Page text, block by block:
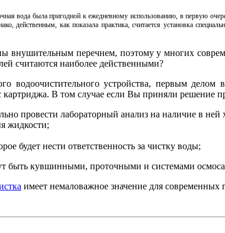
вода была пригодной к ежедневному использованию, в первую
действенным, как показала практика, считается установка
внушительным перечнем, поэтому у многих
считаются наиболее действенными?
водоочистительного устройства, первым
картриджа. В том случае если Вы приняли решение
провести лабораторный анализ на наличие в
жидкости;
будет нести ответственность за чистку воды;
быть кувшинными, проточными и системами
имеет немаловажное значение для современных